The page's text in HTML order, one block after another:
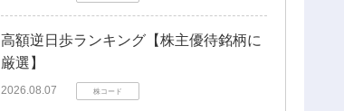
高額逆日歩ランキング【株主優待銘柄に
厳選】
2026.08.07 株コード